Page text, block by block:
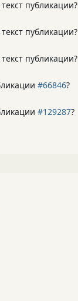
публикации?
публикации?
публикации?
#66846?
#129287?